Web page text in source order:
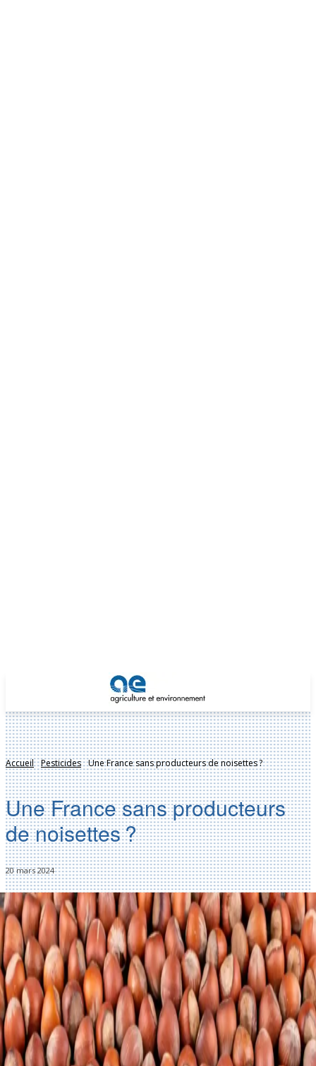
Accueil Pesticides Une France sans producteurs de noisettes ?
Une France sans producteurs
de noisettes ?
20 mars 2024